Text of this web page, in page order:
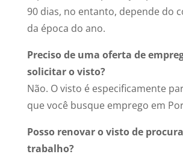
90 dias, no entanto, depende do
da época do ano.
Preciso de uma oferta de
solicitar o visto?
Não. O visto é especificamente
que você busque emprego em
Posso renovar o visto de
trabalho?